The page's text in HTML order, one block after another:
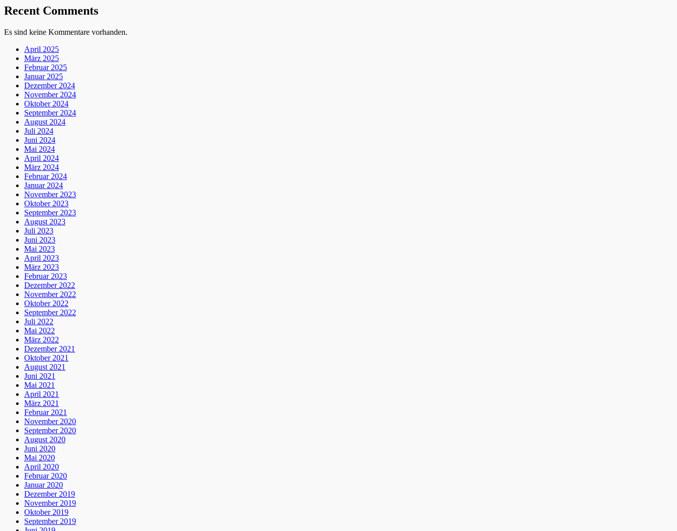
Recent Comments
Es sind keine Kommentare vorhanden.
April 2025
März 2025
Februar 2025
Januar 2025
Dezember 2024
November 2024
Oktober 2024
September 2024
August 2024
Juli 2024
Juni 2024
Mai 2024
April 2024
März 2024
Februar 2024
Januar 2024
November 2023
Oktober 2023
September 2023
August 2023
Juli 2023
Juni 2023
Mai 2023
April 2023
März 2023
Februar 2023
Dezember 2022
November 2022
Oktober 2022
September 2022
Juli 2022
Mai 2022
März 2022
Dezember 2021
Oktober 2021
August 2021
Juni 2021
Mai 2021
April 2021
März 2021
Februar 2021
November 2020
September 2020
August 2020
Juni 2020
Mai 2020
April 2020
Februar 2020
Januar 2020
Dezember 2019
November 2019
Oktober 2019
September 2019